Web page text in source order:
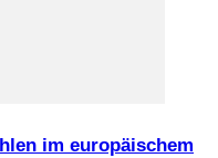
im europäischem